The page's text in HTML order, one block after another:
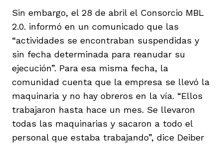
Sin embargo, el 28 de abril el Consorcio MBL
2.0. informó en un comunicado que las
“actividades se encontraban suspendidas y
sin fecha determinada para reanudar su
ejecución”. Para esa misma fecha, la
comunidad cuenta que la empresa se llevó la
maquinaria y no hay obreros en la vía. “Ellos
trabajaron hasta hace un mes. Se llevaron
todas las maquinarias y sacaron a todo el
personal que estaba trabajando”, dice Deiber
Ana